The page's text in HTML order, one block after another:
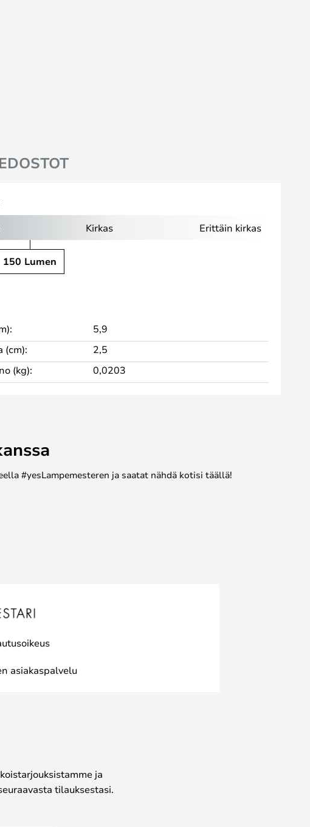
Kirkas Erittäin kirkas
150 Lumen
5,9
(cm):
2,5
(kg):
0,0203
#yesLampemesteren ja saatat nähdä kotisi täällä!
asiakaspalvelu
ja
tilauksestasi.